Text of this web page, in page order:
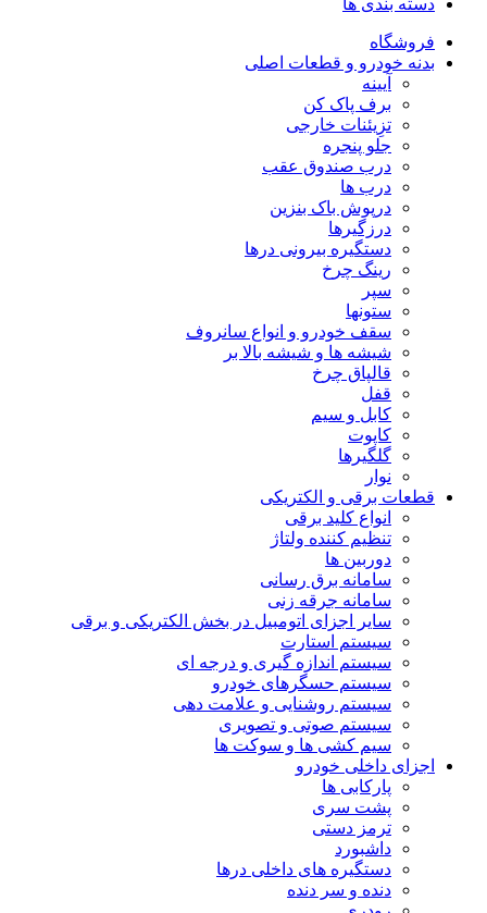
دسته بندی ها
فروشگاه
بدنه خودرو و قطعات اصلی
آیینه
برف پاک کن
تزِیئنات خارجی
جلو پنجره
درب صندوق عقب
درب ها
درپوش باک بنزین
درزگیرها
دستگیره بیرونی درها
رینگ چرخ
سپر
ستونها
سقف خودرو و انواع سانروف
شیشه ها و شیشه بالا بر
قالپاق چرخ
قفل
کابل و سیم
کاپوت
گلگیرها
نوار
قطعات برقی و الکتریکی
انواع کلید برقی
تنظیم کننده ولتاژ
دوربین ها
سامانه برق رسانی
سامانه جرقه زنی
سایر اجزای اتومبیل در بخش الکتریکی و برقی
سیستم استارت
سیستم اندازه گیری و درجه ای
سیستم حسگرهای خودرو
سیستم روشنایی و علامت دهی
سیستم صوتی و تصویری
سیم کشی ها و سوکت ها
اجزای داخلی خودرو
پارکابی ها
پشت سری
ترمز دستی
داشبورد
دستگیره های داخلی درها
دنده و سر دنده